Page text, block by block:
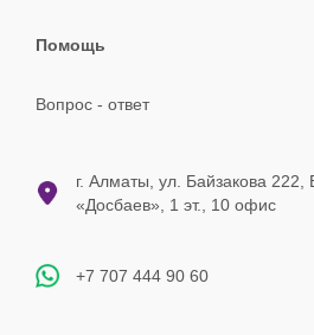
Помощь
Вопрос - ответ
г. Алматы, ул. Байзакова 222,
«Досбаев», 1 эт., 10 офис
+7 707 444 90 60